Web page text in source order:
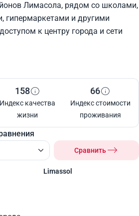
Лимасола, рядом со школами,
гипермаркетами и другими
к центру города и сети
158
Индекс качества
жизни
66
Индекс стоимости
проживания
Сравнить
Limassol